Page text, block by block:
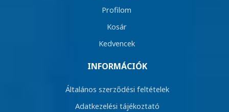
Profilom
Kosár
Kedvencek
INFORMÁCIÓK
Általános szerződési feltételek
Adatkezelési tájékoztató